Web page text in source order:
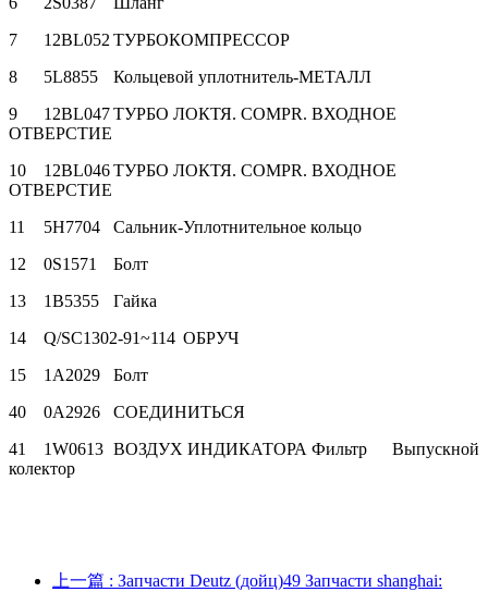
7
12BL052 ТУРБОКОМПРЕССОР
8
5L8855
Кольцевой уплотнитель-МЕТАЛЛ
9
12BL047ТУРБО ЛОКТЯ. COMPR. ВХОДНОЕ
ОТВЕРСТИЕ
10
12BL046ТУРБО ЛОКТЯ. COMPR. ВХОДНОЕ
ОТВЕРСТИЕ
11
5H7704
Сальник-Уплотнительное кольцо
12
0S1571
Болт
13
1B5355
Гайка
14
Q/SC1302-91~114 ОБРУЧ
15
1A2029
Болт
40
0A2926
СОЕДИНИТЬСЯ
41
1W0613 ВОЗДУХ ИНДИКАТОРА Фильтр
Выпускной
колектор
上一篇 : Запчасти Deutz (дойц)49 Запчасти shanghai: